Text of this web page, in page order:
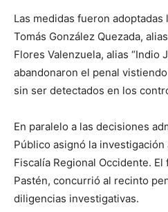
Las medidas fueron
Tomás González Quezada,
Flores Valenzuela, alias “Indio
abandonaron el penal
sin ser detectados en los
En paralelo a las decisiones
Público asignó la
Fiscalía Regional Occidente.
Pastén, concurrió al recinto
diligencias investigativas.